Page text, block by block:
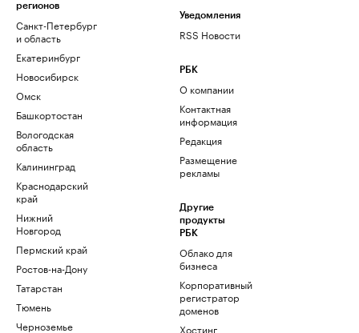
регионов
Санкт-Петербург
и область
Екатеринбург
Новосибирск
Омск
Башкортостан
Вологодская
область
Калининград
Краснодарский
край
Нижний
Новгород
Пермский край
Ростов-на-Дону
Татарстан
Тюмень
Черноземье
Уведомления
RSS Новости
РБК
О компании
Контактная
информация
Редакция
Размещение
рекламы
Другие
продукты
РБК
Облако для
бизнеса
Корпоративный
регистратор
доменов
Хостинг